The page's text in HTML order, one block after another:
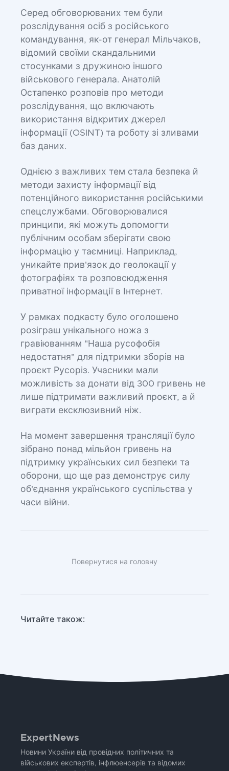
Серед обговорюваних тем були
розслідування осіб з російського
командування, як-от генерал Мільчаков,
відомий своїми скандальними
стосунками з дружиною іншого
військового генерала. Анатолій
Остапенко розповів про методи
розслідування, що включають
використання відкритих джерел
інформації (OSINT) та роботу зі зливами
баз даних.
Однією з важливих тем стала безпека й
методи захисту інформації від
потенційного використання російськими
спецслужбами. Обговорювалися
принципи, які можуть допомогти
публічним особам зберігати свою
інформацію у таємниці. Наприклад,
уникайте прив'язок до геолокації у
фотографіях та розповсюдження
приватної інформації в Інтернет.
У рамках подкасту було оголошено
розіграш унікального ножа з
гравіюванням "Наша русофобія
недостатня" для підтримки зборів на
проєкт Русоріз. Учасники мали
можливість за донати від 300 гривень не
лише підтримати важливий проєкт, а й
виграти ексклюзивний ніж.
На момент завершення трансляції було
зібрано понад мільйон гривень на
підтримку українських сил безпеки та
оборони, що ще раз демонструє силу
об'єднання українського суспільства у
часи війни.
Повернутися на головну
Читайте також:
ExpertNews
Новини України від провідних політичних та
військових експертів, інфлюенсерів та відомих